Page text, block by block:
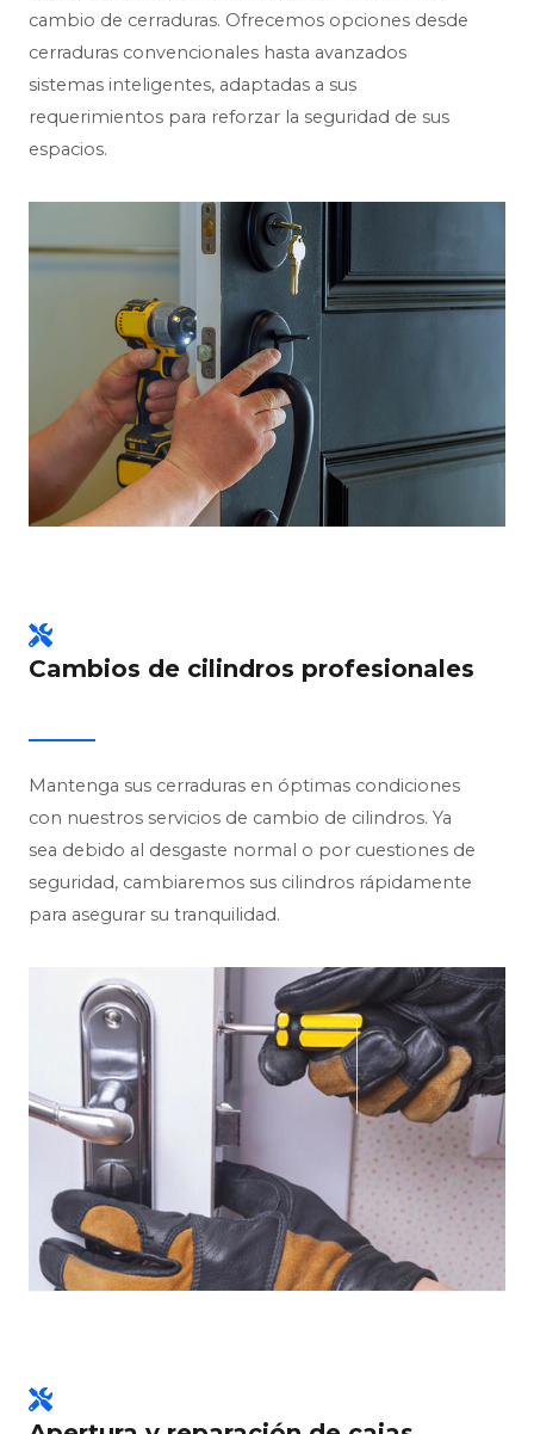
cambio de cerraduras. Ofrecemos opciones desde
cerraduras convencionales hasta avanzados
sistemas inteligentes, adaptadas a sus
requerimientos para reforzar la seguridad de sus
espacios.
Cambios de cilindros profesionales
Mantenga sus cerraduras en óptimas condiciones
con nuestros servicios de cambio de cilindros. Ya
sea debido al desgaste normal o por cuestiones de
seguridad, cambiaremos sus cilindros rápidamente
para asegurar su tranquilidad.